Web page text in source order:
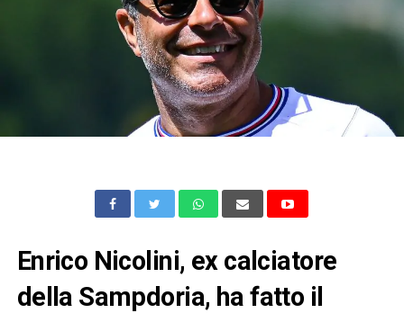
Enrico Nicolini, ex calciatore
della Sampdoria, ha fatto il